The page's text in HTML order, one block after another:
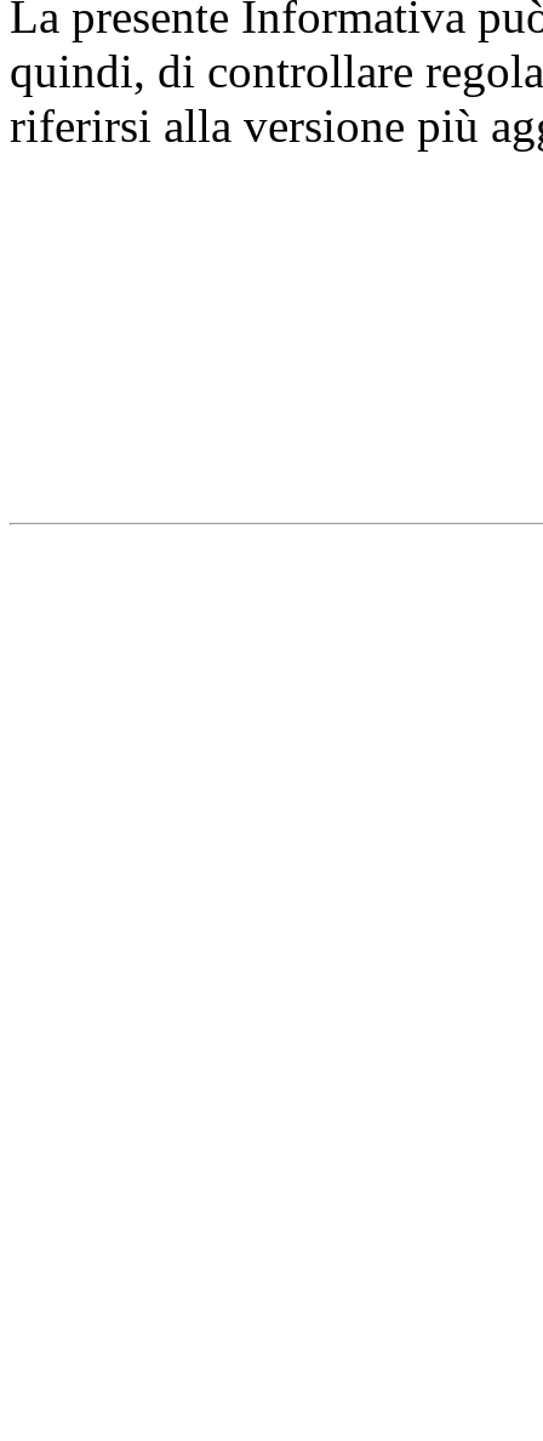
La presente Informativa
quindi, di controllare
riferirsi alla versione più